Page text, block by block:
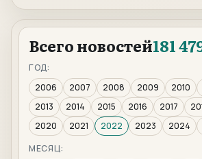
Всего новостей181
ГОД:
2006
2007 2008 2009 2010
2013
2014 2015 2016 2017
2020
2021 2022 2023 2024
МЕСЯЦ: